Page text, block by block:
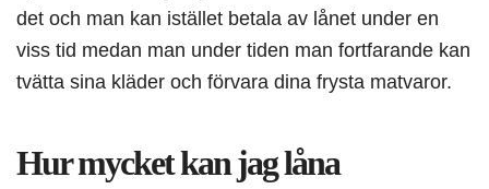
det och man kan istället betala av lånet under en
viss tid medan man under tiden man fortfarande kan
tvätta sina kläder och förvara dina frysta matvaror.
Hur mycket kan jag låna